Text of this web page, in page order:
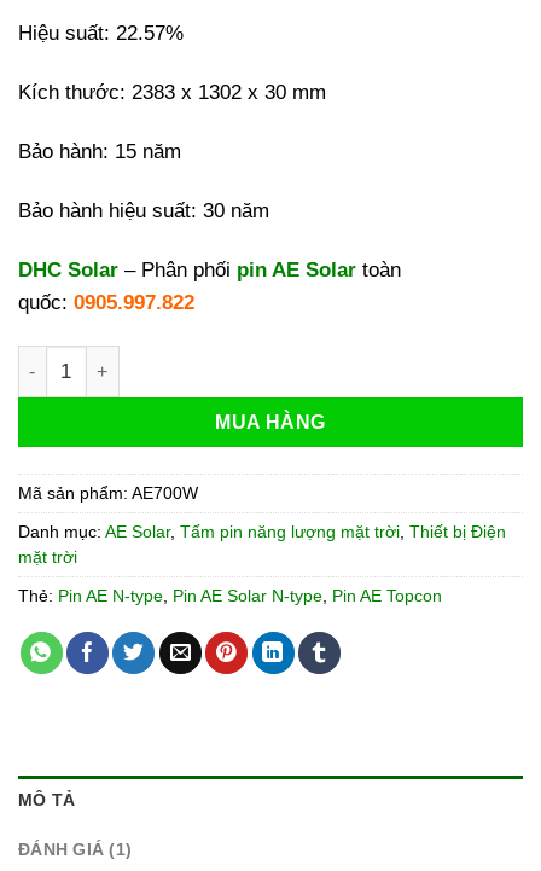
Hiệu suất: 22.57%
Kích thước: 2383 x 1302 x 30 mm
Bảo hành: 15 năm
Bảo hành hiệu suất: 30 năm
DHC Solar – Phân phối pin AE Solar toàn
quốc: 0905.997.822
MUA HÀNG
Mã sản phẩm: AE700W
Danh mục: AE Solar, Tấm pin năng lượng mặt trời, Thiết bị Điện
mặt trời
Thẻ: Pin AE N-type, Pin AE Solar N-type, Pin AE Topcon
MÔ TẢ
ĐÁNH GIÁ (1)